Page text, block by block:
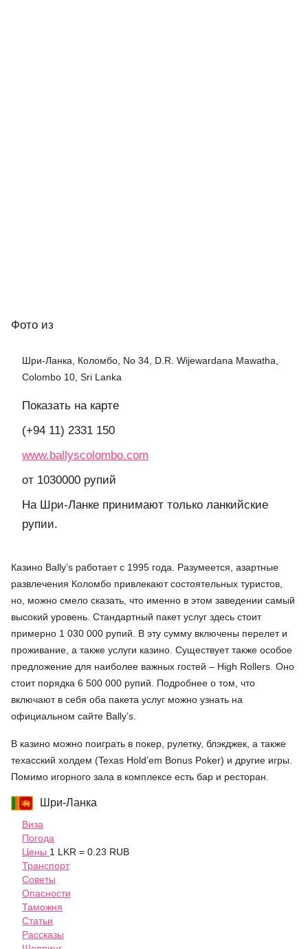
Фото из
Шри-Ланка, Коломбо, No 34, D.R. Wijewardana Mawatha,
Colombo 10, Sri Lanka
Показать на карте
(+94 11) 2331 150
www.ballyscolombo.com
от 1030000 рупий
На Шри-Ланке принимают только ланкийские
рупии.
Казино Bally’s работает с 1995 года. Разумеется, азартные
развлечения Коломбо привлекают состоятельных туристов,
но, можно смело сказать, что именно в этом заведении самый
высокий уровень. Стандартный пакет услуг здесь стоит
примерно 1 030 000 рупий. В эту сумму включены перелет и
проживание, а также услуги казино. Существует также особое
предложение для наиболее важных гостей – High Rollers. Оно
стоит порядка 6 500 000 рупий. Подробнее о том, что
включают в себя оба пакета услуг можно узнать на
официальном сайте Bally’s.
В казино можно поиграть в покер, рулетку, блэкджек, а также
техасский холдем (Texas Hold’em Bonus Poker) и другие игры.
Помимо игорного зала в комплексе есть бар и ресторан.
Шри-Ланка
Виза
Погода
Цены 1 LKR = 0.23 RUB
Транспорт
Советы
Опасности
Таможня
Статьи
Рассказы